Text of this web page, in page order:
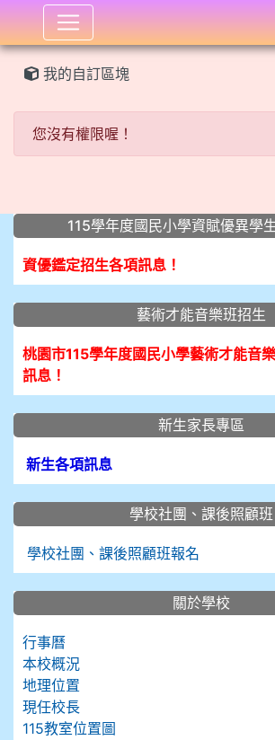
:::
我的自訂區塊
您沒有權限喔！
::: 115學年度國民小學資賦優異學
資優鑑定招生各項訊息！
藝術才能音樂班招生
桃園市115學年度國民小學藝術才能音
訊息！
新生家長專區
新生各項訊息
學校社團、課後照顧班
學校社團、課後照顧班報名
關於學校
行事曆
本校概況
地理位置
現任校長
115教室位置圖